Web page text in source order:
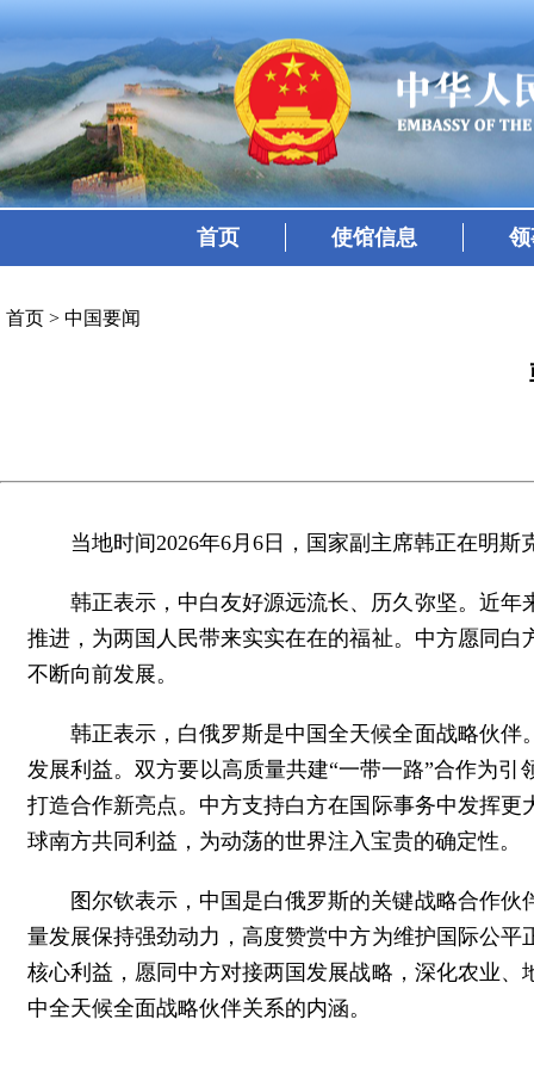
首页 使馆信息
首页 > 中国要闻
当地时间2026年6月6日，国家副主席韩正在明
韩正表示，中白友好源远流长、历久弥坚。近
推进，为两国人民带来实实在在的福祉。中方愿同
不断向前发展。
韩正表示，白俄罗斯是中国全天候全面战略伙
发展利益。双方要以高质量共建“一带一路”合作为
打造合作新亮点。中方支持白方在国际事务中发挥
球南方共同利益，为动荡的世界注入宝贵的确定性。
图尔钦表示，中国是白俄罗斯的关键战略合作
量发展保持强劲动力，高度赞赏中方为维护国际公
核心利益，愿同中方对接两国发展战略，深化农业
中全天候全面战略伙伴关系的内涵。